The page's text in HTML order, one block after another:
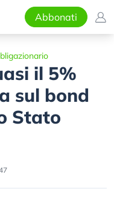
Abbonati
il 5%
sul bond
Stato